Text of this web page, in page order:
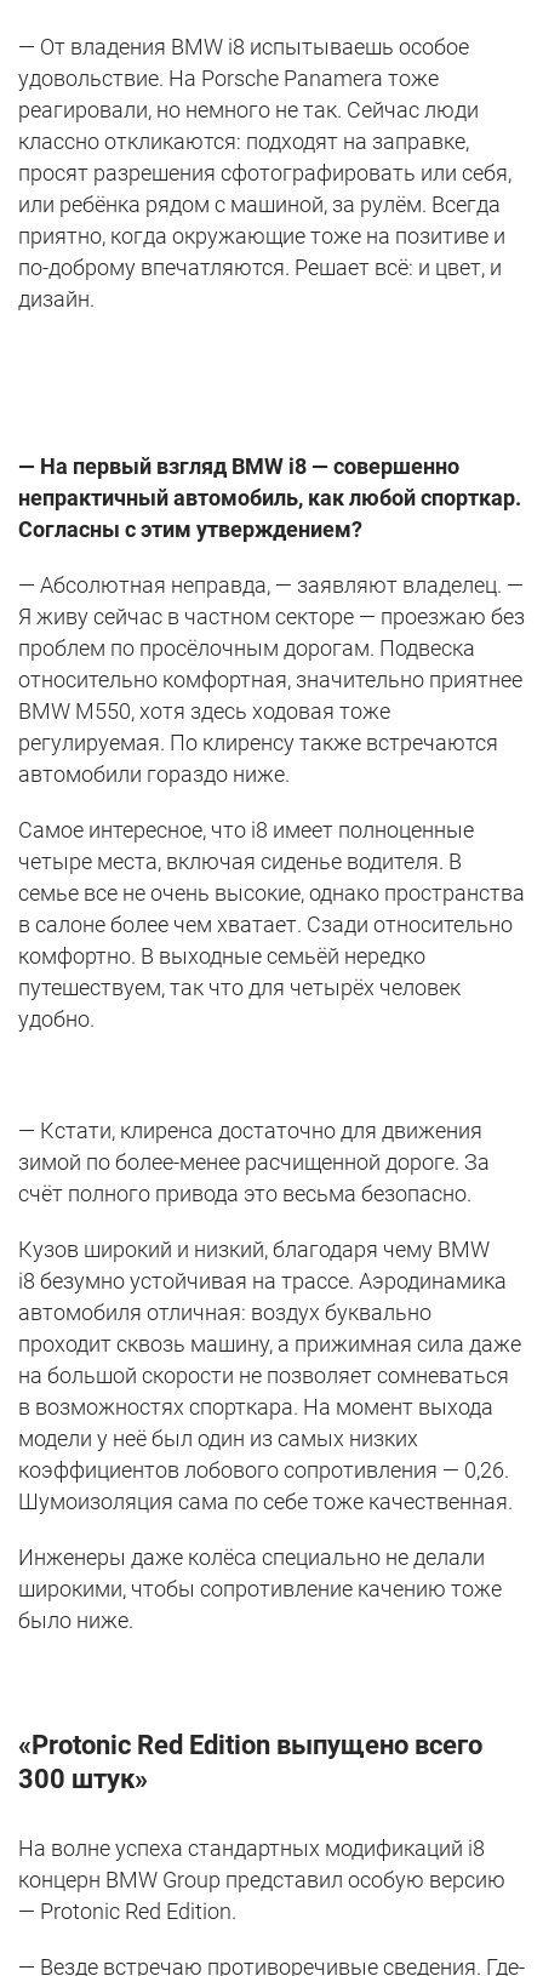
— От владения BMW i8 испытываешь особое
удовольствие. На Porsche Panamera тоже
реагировали, но немного не так. Сейчас люди
классно откликаются: подходят на заправке,
просят разрешения сфотографировать или себя,
или ребёнка рядом с машиной, за рулём. Всегда
приятно, когда окружающие тоже на позитиве и
по-доброму впечатляются. Решает всё: и цвет, и
дизайн.
— На первый взгляд BMW i8 — совершенно
непрактичный автомобиль, как любой спорткар.
Согласны с этим утверждением?
— Абсолютная неправда, — заявляют владелец. —
Я живу сейчас в частном секторе — проезжаю без
проблем по просёлочным дорогам. Подвеска
относительно комфортная, значительно приятнее
BMW M550, хотя здесь ходовая тоже
регулируемая. По клиренсу также встречаются
автомобили гораздо ниже.
Самое интересное, что i8 имеет полноценные
четыре места, включая сиденье водителя. В
семье все не очень высокие, однако пространства
в салоне более чем хватает. Сзади относительно
комфортно. В выходные семьёй нередко
путешествуем, так что для четырёх человек
удобно.
— Кстати, клиренса достаточно для движения
зимой по более-менее расчищенной дороге. За
счёт полного привода это весьма безопасно.
Кузов широкий и низкий, благодаря чему BMW
i8 безумно устойчивая на трассе. Аэродинамика
автомобиля отличная: воздух буквально
проходит сквозь машину, а прижимная сила даже
на большой скорости не позволяет сомневаться
в возможностях спорткара. На момент выхода
модели у неё был один из самых низких
коэффициентов лобового сопротивления — 0,26.
Шумоизоляция сама по себе тоже качественная.
Инженеры даже колёса специально не делали
широкими, чтобы сопротивление качению тоже
было ниже.
« Protonic Red Edition выпущено всего
300 штук»
На волне успеха стандартных модификаций i8
концерн BMW Group представил особую версию
— Protonic Red Edition.
— Везде встречаю противоречивые сведения. Где-